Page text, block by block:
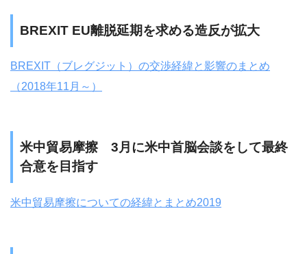
BREXIT EU離脱延期を求める造反が拡大
BREXIT（ブレグジット）の交渉経緯と影響のまとめ
（2018年11月～）
米中貿易摩擦 3月に米中首脳会談をして最終
合意を目指す
米中貿易摩擦についての経緯とまとめ2019